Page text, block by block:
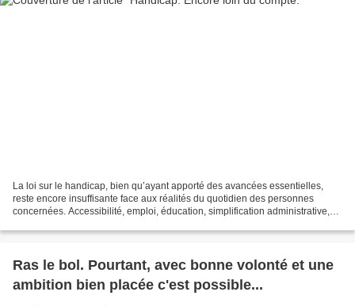
La loi sur le handicap, bien qu’ayant apporté des avancées essentielles,
reste encore insuffisante face aux réalités du quotidien des personnes
concernées. Accessibilité, emploi, éducation, simplification administrative,
Ras le bol. Pourtant, avec bonne volonté et une
ambition bien placée c'est possible...